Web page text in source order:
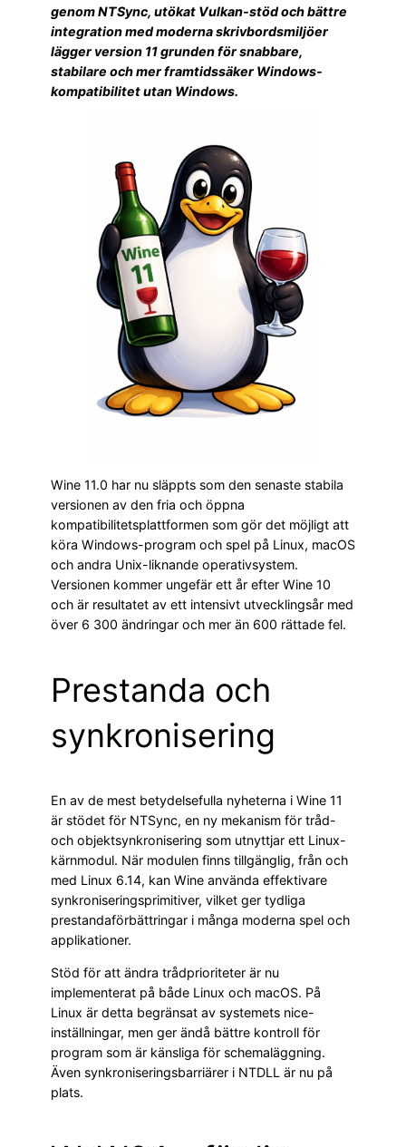
genom NTSync, utökat Vulkan-stöd och bättre
integration med moderna skrivbordsmiljöer
lägger version 11 grunden för snabbare,
stabilare och mer framtidssäker Windows-
kompatibilitet utan Windows.
Wine 11.0 har nu släppts som den senaste stabila
versionen av den fria och öppna
kompatibilitetsplattformen som gör det möjligt att
köra Windows-program och spel på Linux, macOS
och andra Unix-liknande operativsystem.
Versionen kommer ungefär ett år efter Wine 10
och är resultatet av ett intensivt utvecklingsår med
över 6 300 ändringar och mer än 600 rättade fel.
Prestanda och
synkronisering
En av de mest betydelsefulla nyheterna i Wine 11
är stödet för NTSync, en ny mekanism för tråd-
och objektsynkronisering som utnyttjar ett Linux-
kärnmodul. När modulen finns tillgänglig, från och
med Linux 6.14, kan Wine använda effektivare
synkroniseringsprimitiver, vilket ger tydliga
prestandaförbättringar i många moderna spel och
applikationer.
Stöd för att ändra trådprioriteter är nu
implementerat på både Linux och macOS. På
Linux är detta begränsat av systemets nice-
inställningar, men ger ändå bättre kontroll för
program som är känsliga för schemaläggning.
Även synkroniseringsbarriärer i NTDLL är nu på
plats.